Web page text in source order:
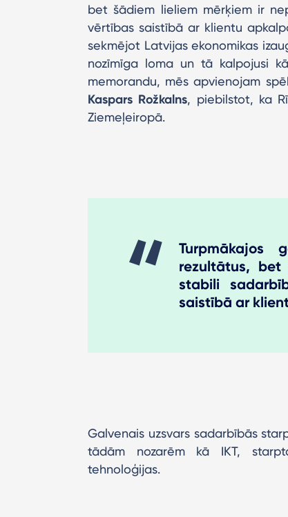
bet šādiem lieliem mērķiem ir
vērtības saistībā ar klientu
sekmējot Latvijas ekonomikas
nozīmīga loma un tā kalpojusi
memorandu, mēs apvienojam
Kaspars Rožkalns, piebilstot, ka
Ziemeļeiropā.
Turpmākajos
rezultātus, bet
stabili
saistībā ar
Galvenais uzsvars sadarbībās
tādām nozarēm kā IKT,
tehnoloģijas.